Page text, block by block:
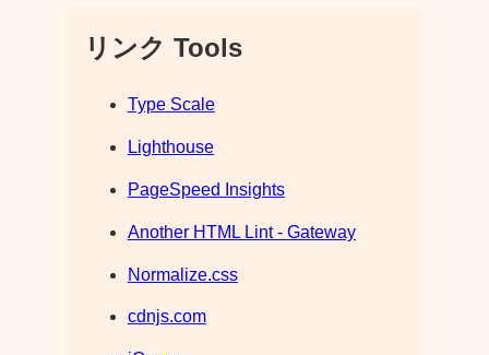
リンク Tools
Type Scale
Lighthouse
PageSpeed Insights
Another HTML Lint - Gateway
Normalize.css
cdnjs.com